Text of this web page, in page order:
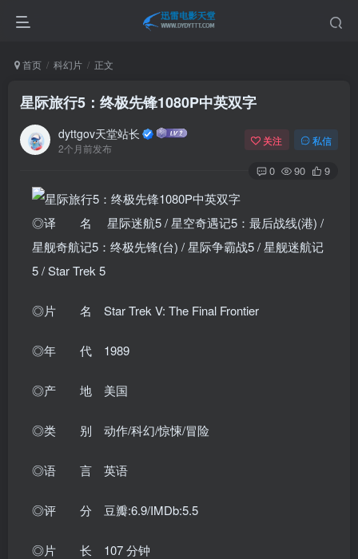
首页 科幻片 正文
星际旅行5：终极先锋1080P中英双字
dyttgov天堂站长
2个月前发布
关注 私信
0 90 9
◎译 名 星际迷航5 / 星空奇遇记5：最后战线(港) /
星舰奇航记5：终极先锋(台) / 星际争霸战5 / 星舰迷航记
5 / Star Trek 5
◎片 名 Star Trek V: The Final Frontier
◎年 代 1989
◎产 地 美国
◎类 别 动作/科幻/惊悚/冒险
◎语 言 英语
◎评 分 豆瓣:6.9/IMDb:5.5
◎片 长 107 分钟